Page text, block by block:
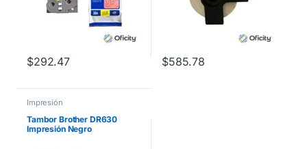
$292.47 $585.78
Impresión
Tambor Brother DR630
Impresión Negro